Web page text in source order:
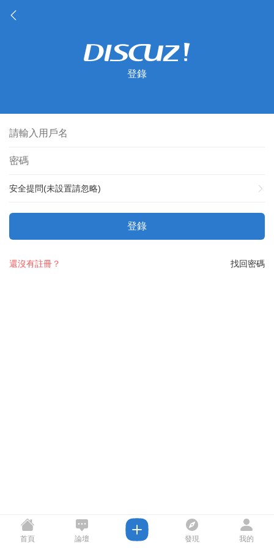
登錄
安全提問(未設置請忽略)
登錄
找回密碼
還沒有註冊？
首頁 論壇 發現 我的